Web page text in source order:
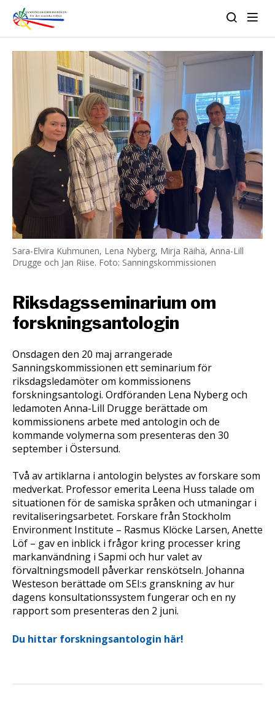
Sara-Elvira Kuhmunen, Lena Nyberg, Mirja Räihä, Anna-Lill
Drugge och Jan Riise. Foto: Sanningskommissionen
Riksdagsseminarium om
forskningsantologin
Onsdagen den 20 maj arrangerade
Sanningskommissionen ett seminarium för
riksdagsledamöter om kommissionens
forskningsantologi. Ordföranden Lena Nyberg och
ledamoten Anna-Lill Drugge berättade om
kommissionens arbete med antologin och de
kommande volymerna som presenteras den 30
september i Östersund.
Två av artiklarna i antologin belystes av forskare som
medverkat. Professor emerita Leena Huss talade om
situationen för de samiska språken och utmaningar i
revitaliseringsarbetet. Forskare från Stockholm
Environment Institute – Rasmus Klöcke Larsen, Anette
Löf – gav en inblick i frågor kring processer kring
markanvändning i Sapmi och hur valet av
förvaltningsmodell påverkar renskötseln. Johanna
Westeson berättade om SEI:s granskning av hur
dagens konsultationssystem fungerar och en ny
rapport som presenteras den 2 juni.
Du hittar forskningsantologin här!